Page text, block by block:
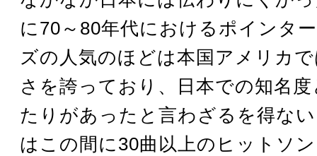
に70～80年代におけるポインタ
ズの人気のほどは本国アメリカ
さを誇っており、日本での知名
たりがあったと言わざるを得な
はこの間に30曲以上のヒットソ